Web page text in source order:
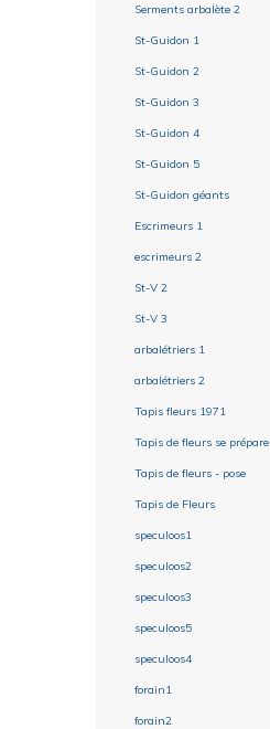
Serments arbalète 2
St-Guidon 1
St-Guidon 2
St-Guidon 3
St-Guidon 4
St-Guidon 5
St-Guidon géants
Escrimeurs 1
escrimeurs 2
St-V 2
St-V 3
arbalétriers 1
arbalétriers 2
Tapis fleurs 1971
Tapis de fleurs se prépare
Tapis de fleurs - pose
Tapis de Fleurs
speculoos1
speculoos2
speculoos3
speculoos5
speculoos4
forain1
forain2